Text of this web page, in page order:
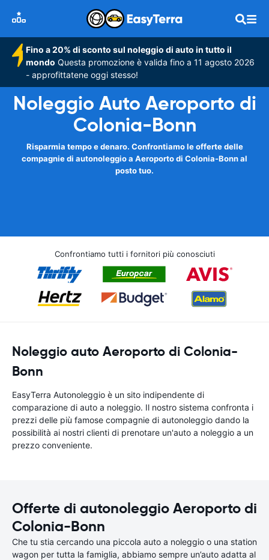
Fino a 20% di sconto sul noleggio di auto in tutto il
mondo Questa promozione è valida fino a 11 agosto 2026
- approfittatene oggi stesso!
Noleggio Auto Aeroporto di
Colonia-Bonn
Risparmia tempo e denaro. Confrontiamo le offerte delle
compagnie di autonoleggio a Aeroporto di Colonia-Bonn al
posto tuo.
Confrontiamo tutti i fornitori più conosciuti
Noleggio auto Aeroporto di Colonia-
Bonn
EasyTerra Autonoleggio è un sito indipendente di
comparazione di auto a noleggio. Il nostro sistema confronta i
prezzi delle più famose compagnie di autonoleggio dando la
possibilità ai nostri clienti di prenotare un'auto a noleggio a un
prezzo conveniente.
Offerte di autonoleggio Aeroporto di
Colonia-Bonn
Che tu stia cercando una piccola auto a noleggio o una station
wagon per tutta la famiglia, abbiamo sempre un’auto adatta al